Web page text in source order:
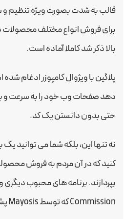
قالب به شدت بصورت ویژه تنظیم
برای فروش انواع مختلف محصولات
بالا ذکر شد کاملا آماده است.
پلاگین با ویژوال کامپوزر ادغام
دهد صفحات وب خود را به سرعت و
حتی بدون دانستن یک کد.
نه تنها این، بلکه شما می توانید یک
کنید که در آن مردم به فروش
Commission که توسط Mayosis پشتیبانی می شوند.